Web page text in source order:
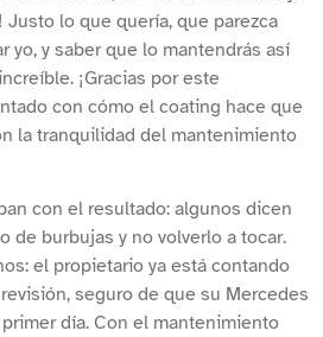
Justo lo que quería, que parezca
yo, y saber que lo mantendrás así
¡Gracias por este
con cómo el coating hace que
la tranquilidad del mantenimiento
con el resultado: algunos dicen
de burbujas y no volverlo a tocar.
el propietario ya está contando
seguro de que su Mercedes
día. Con el mantenimiento